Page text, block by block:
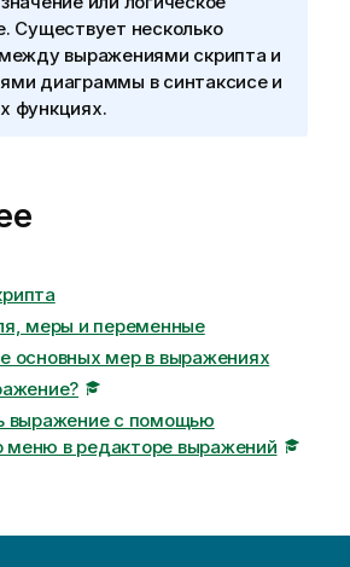
Существует несколько
выражениями скрипта и
диаграммы в синтаксисе и
функциях.
меры и переменные
основных мер в выражениях
выражение с помощью
в редакторе выражений